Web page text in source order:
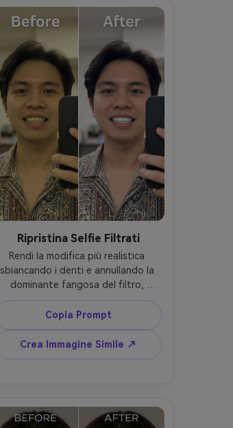
Ripristina Selfie Filtrati
Rendi la modifica più realistica
sbiancando i denti e annullando la
dominante fangosa del filtro,
mantenendo volto, sorriso e
acconciatura originali, preservando
la tonalità della pelle e dettagli
dello sfondo, mantieni labbra e
colore degli occhi invariati --ar 4:5
Copia Prompt
Crea Immagine Simile ↗